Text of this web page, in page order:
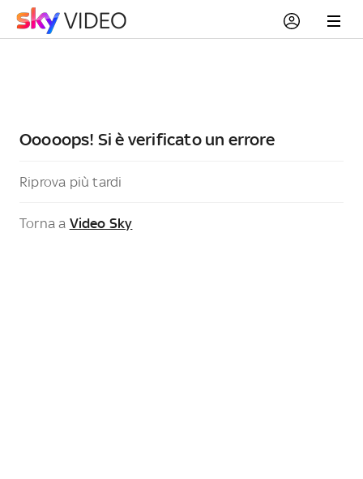
Ooooops! Si è verificato un errore
Riprova più tardi
Torna a Video Sky